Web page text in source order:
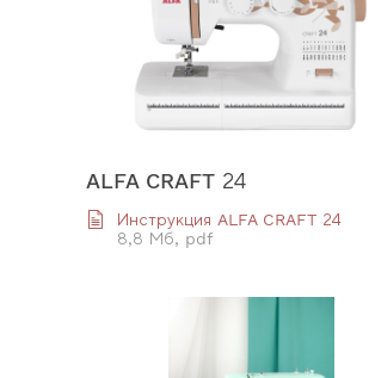
ALFA CRAFT 24
Инструкция ALFA CRAFT 24
8,8 Мб, pdf